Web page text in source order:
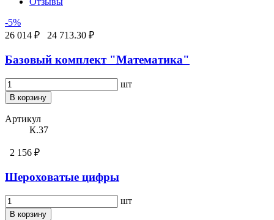
-5%
26 014 ₽
24 713.30 ₽
Базовый комплект "Математика"
шт
В корзину
Артикул
К.37
2 156 ₽
Шероховатые цифры
шт
В корзину